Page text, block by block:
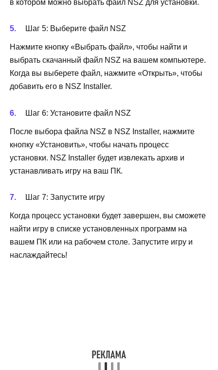
в котором можно выбрать файл NSZ для установки.
Шаг 5: Выберите файл NSZ
Нажмите кнопку «Выбрать файл», чтобы найти и
выбрать скачанный файл NSZ на вашем компьютере.
Когда вы выберете файл, нажмите «Открыть», чтобы
добавить его в NSZ Installer.
Шаг 6: Установите файл NSZ
После выбора файла NSZ в NSZ Installer, нажмите
кнопку «Установить», чтобы начать процесс
установки. NSZ Installer будет извлекать архив и
устанавливать игру на ваш ПК.
Шаг 7: Запустите игру
Когда процесс установки будет завершен, вы сможете
найти игру в списке установленных программ на
вашем ПК или на рабочем столе. Запустите игру и
наслаждайтесь!